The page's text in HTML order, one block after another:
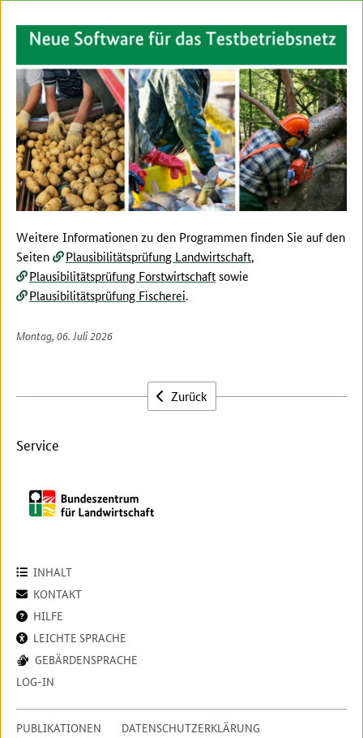
Weitere Informationen zu den Programmen finden Sie auf den
Seiten
Plausibilitätsprüfung Landwirtschaft,
Plausibilitätsprüfung Forstwirtschaftsowie
Plausibilitätsprüfung Fischerei.
Montag, 06. Juli 2026
Zurück
Service
INHALT
KONTAKT
HILFE
LEICHTE SPRACHE
GEBÄRDENSPRACHE
LOG-IN
PUBLIKATIONEN DATENSCHUTZERKLÄRUNG